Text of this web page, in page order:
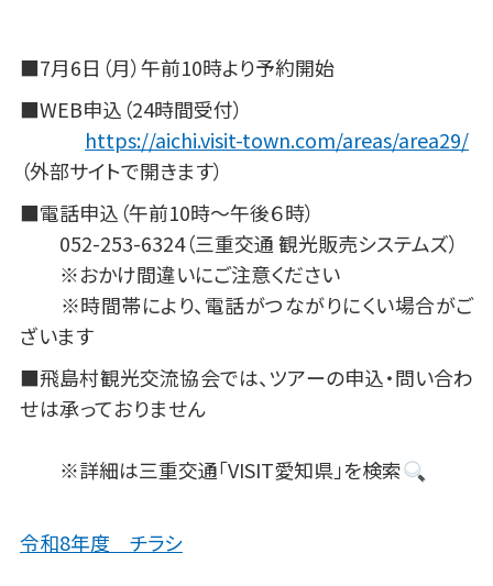
■7月6日（月）午前10時より予約開始
■WEB申込（24時間受付）
https://aichi.visit-town.com/areas/area29/
（外部サイトで開きます）
■電話申込（午前10時～午後６時）
052-253-6324（三重交通 観光販売システムズ）
※おかけ間違いにご注意ください
※時間帯により、電話がつながりにくい場合がご
ざいます
■飛島村観光交流協会では、ツアーの申込・問い合わ
せは承っておりません
※詳細は三重交通「VISIT愛知県」を検索
令和8年度 チラシ